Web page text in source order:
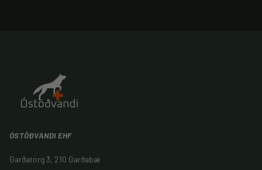
ÓSTÖÐVANDI EHF
Garðatorg 3, 210 Garðabæ